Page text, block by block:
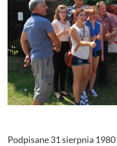
Podpisane 31 sierpnia